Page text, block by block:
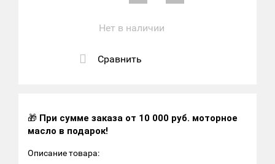
Нет в наличии
Сравнить
🎁 При сумме заказа от 10 000 руб. моторное
масло в подарок!
Описание товара: